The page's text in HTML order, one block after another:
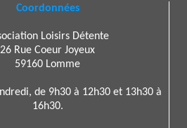
Coordonnées
Loisirs Détente
26 Rue Coeur Joyeux
59160 Lomme
de 9h30 à 12h30 et 13h30 à
16h30.